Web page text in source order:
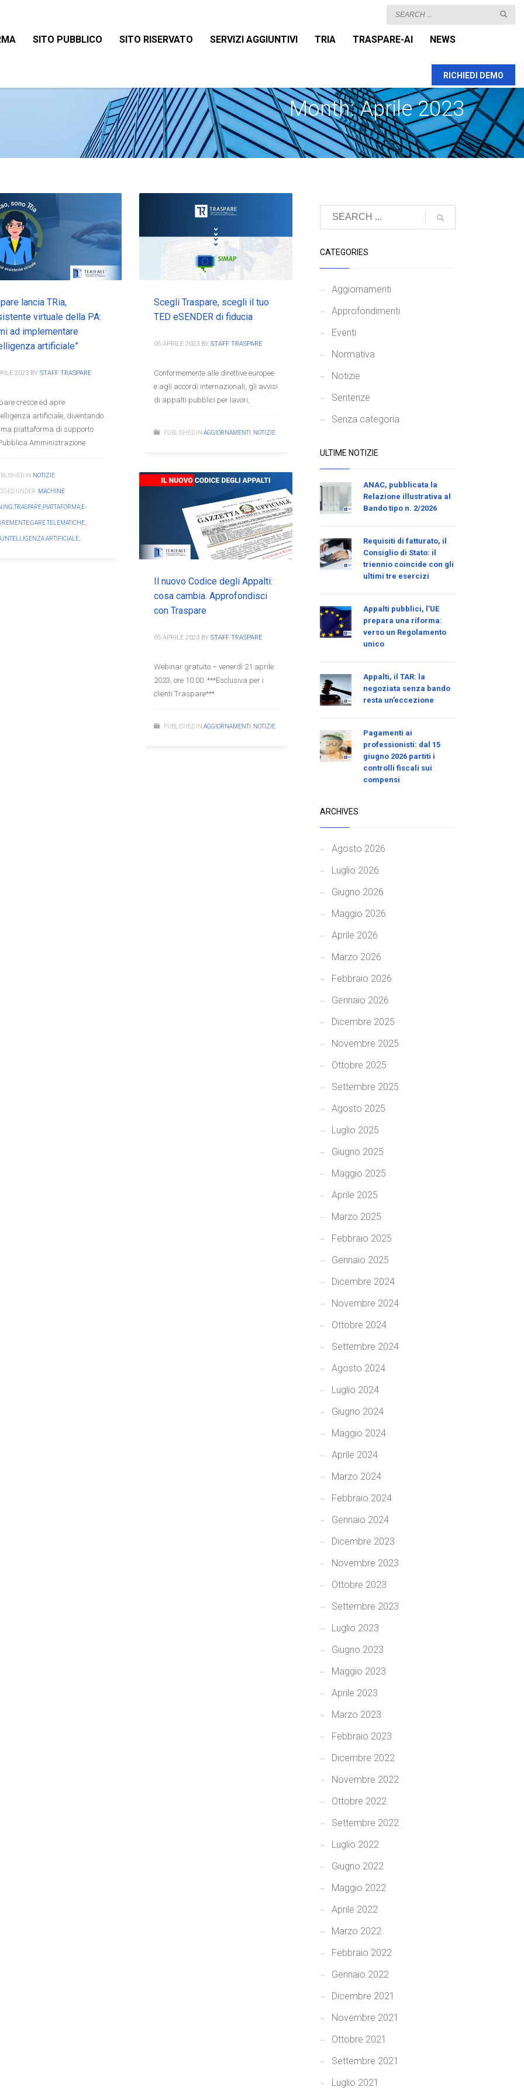
SITO PUBBLICO SITO RISERVATO SERVIZI AGGIUNTIVI TRIA TRASPARE-AI
NEWS
RICHIEDI DEMO
Month: Aprile 2023
lancia TRia,
virtuale della PA:
ad implementare
artificiale”
2023 BY STAFF TRASPARE
cresce ed apre
artificiale, diventando
piattaforma di supporto
Amministrazione
IN NOTIZIE
UNDER: MACHINE
TELEMATICHE;
ARTIFICIALE;
Scegli Traspare, scegli il tuo
TED eSENDER di fiducia
05 APRILE 2023 BY STAFF TRASPARE
Conformemente alle direttive europee
e agli accordi internazionali, gli avvisi
di appalti pubblici per lavori,
PUBLISHED IN AGGIORNAMENTI NOTIZIE
Il nuovo Codice degli Appalti:
cosa cambia. Approfondisci
con Traspare
05 APRILE 2023 BY STAFF TRASPARE
Webinar gratuito – venerdì 21 aprile
2023, ore 10.00. ***Esclusiva per i
clienti Traspare***
PUBLISHED IN AGGIORNAMENTI NOTIZIE
CATEGORIES
Aggiornamenti
Approfondimenti
Eventi
Normativa
Notizie
Sentenze
Senza categoria
ULTIME NOTIZIE
ANAC, pubblicata la
Relazione illustrativa al
Bando tipo n. 2/2026
Requisiti di fatturato, il
Consiglio di Stato: il
triennio coincide con gli
ultimi tre esercizi
Appalti pubblici, l’UE
prepara una riforma:
verso un Regolamento
unico
Appalti, il TAR: la
negoziata senza bando
resta un’eccezione
Pagamenti ai
professionisti: dal 15
giugno 2026 partiti i
controlli fiscali sui
compensi
ARCHIVES
Agosto 2026
Luglio 2026
Giugno 2026
Maggio 2026
Aprile 2026
Marzo 2026
Febbraio 2026
Gennaio 2026
Dicembre 2025
Novembre 2025
Ottobre 2025
Settembre 2025
Agosto 2025
Luglio 2025
Giugno 2025
Maggio 2025
Aprile 2025
Marzo 2025
Febbraio 2025
Gennaio 2025
Dicembre 2024
Novembre 2024
Ottobre 2024
Settembre 2024
Agosto 2024
Luglio 2024
Giugno 2024
Maggio 2024
Aprile 2024
Marzo 2024
Febbraio 2024
Gennaio 2024
Dicembre 2023
Novembre 2023
Ottobre 2023
Settembre 2023
Luglio 2023
Giugno 2023
Maggio 2023
Aprile 2023
Marzo 2023
Febbraio 2023
Dicembre 2022
Novembre 2022
Ottobre 2022
Settembre 2022
Luglio 2022
Giugno 2022
Maggio 2022
Aprile 2022
Marzo 2022
Febbraio 2022
Gennaio 2022
Dicembre 2021
Novembre 2021
Ottobre 2021
Settembre 2021
Luglio 2021